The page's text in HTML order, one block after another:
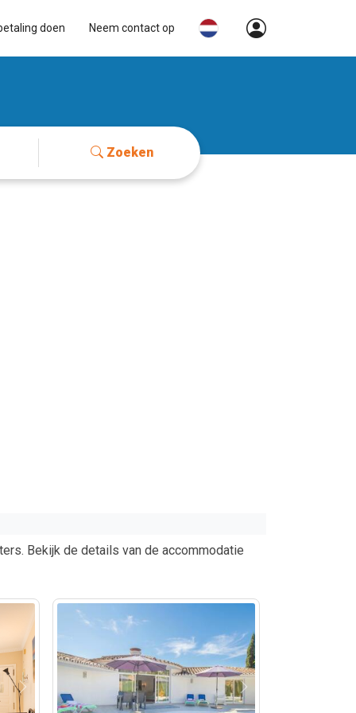
doen Neem contact op
Zoeken
Bekijk de details van de accommodatie